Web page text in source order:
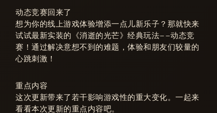
动态竞赛回来了
想为你的线上游戏体验增添一点儿新乐子？那就快来
试试最新实装的《消逝的光芒》经典玩法——动态竞
赛！通过解决意想不到的难题，体验和朋友们较量的
心跳刺激！
重点内容
这次更新带来了若干影响游戏性的重大变化。一起来
看看本次更新的重点内容吧。